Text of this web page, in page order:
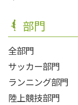
部門
全部門
サッカー部門
ランニング部門
陸上競技部門